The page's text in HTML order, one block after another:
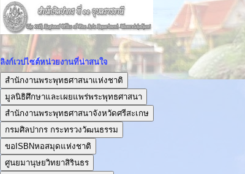
ลิงก์เวปไซต์หน่วยงานที่น่าสนใจ
สำนักงานพระพุทธศาสนาแห่งชาติ
มูลนิธิศึกษาและเผยแพร่พระพุทธศาสนา
สำนักงานพระพุทธศาสนาจังหวัดศรีสะเกษ
กรมศิลปากร กระทรวงวัฒนธรรม
ขอISBNหอสมุดแห่งชาติ
ศูนยมานุษยวิทยาสิรินธร